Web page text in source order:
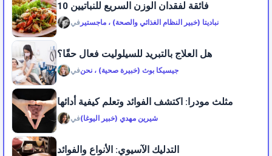
10 فائقة لفقدان الوزن السريع للنباتيين
في نباديتا (خبير النظام الغذائي والصحة) ، ماجستير
هل العلاج بالتبريد للسيلوليت فعال حقًا؟
فيجيسيكا بوث (خبيرة صحية) ، نحن
مثلث مودرا: اكتشف الفوائد وتعلم كيفية أدائها
فيشيرين مهدي (خبير اليوغا)
التدليك الآسيوي: الأنواع والفوائد